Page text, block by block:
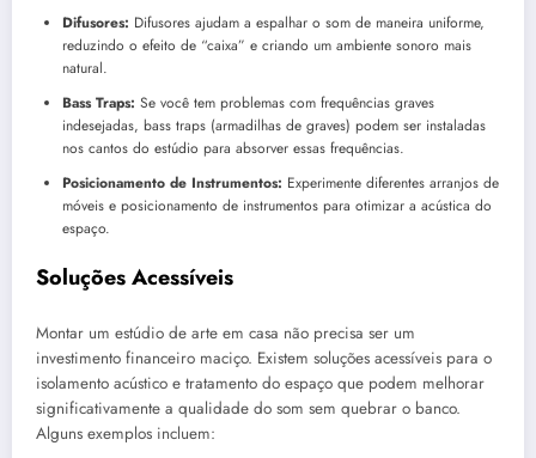
Difusores: Difusores ajudam a espalhar o som de maneira uniforme,
reduzindo o efeito de “caixa” e criando um ambiente sonoro mais
natural.
Bass Traps: Se você tem problemas com frequências graves
indesejadas, bass traps (armadilhas de graves) podem ser instaladas
nos cantos do estúdio para absorver essas frequências.
Posicionamento de Instrumentos: Experimente diferentes arranjos de
móveis e posicionamento de instrumentos para otimizar a acústica do
espaço.
Soluções Acessíveis
Montar um estúdio de arte em casa não precisa ser um
investimento financeiro maciço. Existem soluções acessíveis para o
isolamento acústico e tratamento do espaço que podem melhorar
significativamente a qualidade do som sem quebrar o banco.
Alguns exemplos incluem: